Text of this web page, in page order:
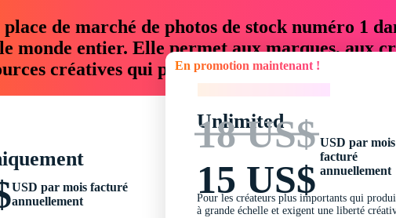
place de marché de photos de stock numéro 1
monde entier. Elle permet aux marques, aux
créatives qui permettent d'économiser
USD par mois facturé
annuellement
En promotion maintenant !
Unlimited
18 US$
15 US$
USD par mois
facturé
annuellement
Pour les créateurs plus importants qui
à grande échelle et exigent une liberté